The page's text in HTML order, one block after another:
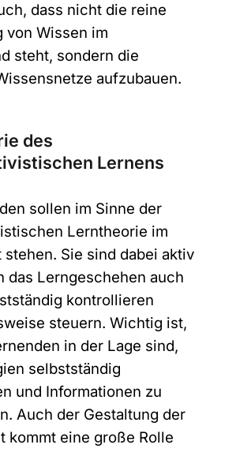
dass nicht die reine
von Wissen im
steht, sondern die
aufzubauen.
des
Lernens
sollen im Sinne der
Lerntheorie im
Sie sind dabei aktiv
das Lerngeschehen auch
kontrollieren
steuern. Wichtig ist,
in der Lage sind,
selbstständig
und Informationen zu
Auch der Gestaltung der
kommt eine große Rolle